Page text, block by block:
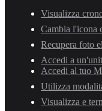
Visualizza
Cambia l'icona
Recupera foto
Accedi a
Accedi al tuo
Utilizza
Visualizza e